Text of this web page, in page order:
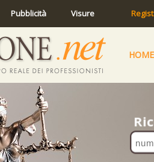
Pubblicità Visure
HOME